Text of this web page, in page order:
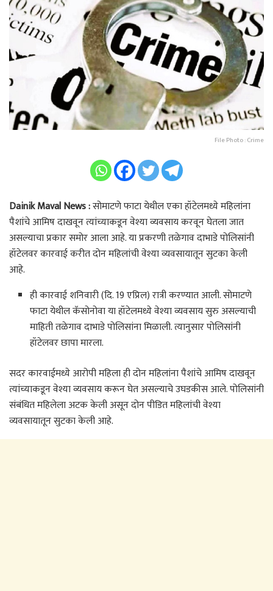
File Photo : Crime
Dainik Maval News :सोमाटणे फाटा येथील एका हॉटेलमध्ये महिलांना
पैशांचे आमिष दाखवून त्यांच्याकडून वेश्या व्यवसाय करवून घेतला जात
असल्याचा प्रकार समोर आला आहे. या प्रकरणी तळेगाव दाभाडे पोलिसांनी
हॉटेलवर कारवाई करीत दोन महिलांची वेश्या व्यवसायातून सुटका केली
आहे.
ही कारवाई शनिवारी (दि. 19 एप्रिल) रात्री करण्यात आली. सोमाटणे
फाटा येथील कॅसोनोवा या हॉटेलमध्ये वेश्या व्यवसाय सुरु असल्याची
माहिती तळेगाव दाभाडे पोलिसांना मिळाली. त्यानुसार पोलिसांनी
हॉटेलवर छापा मारला.
सदर कारवाईमध्ये आरोपी महिला ही दोन महिलांना पैशांचे आमिष दाखवून
त्यांच्याकडून वेश्या व्यवसाय करून घेत असल्याचे उघडकीस आले. पोलिसांनी
संबंधित महिलेला अटक केली असून दोन पीडित महिलांची वेश्या
व्यवसायातून सुटका केली आहे.